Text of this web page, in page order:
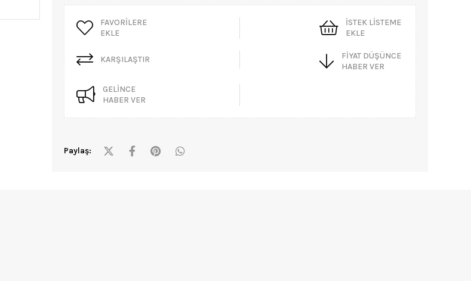
FAVORILERE
EKLE
İSTEK LISTEME
EKLE
KARŞILAŞTIR
FIYAT DÜŞÜNCE
HABER VER
GELINCE
HABER VER
Paylaş: